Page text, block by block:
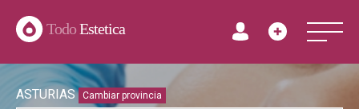
TodoEstetica
ASTURIAS Cambiar provincia